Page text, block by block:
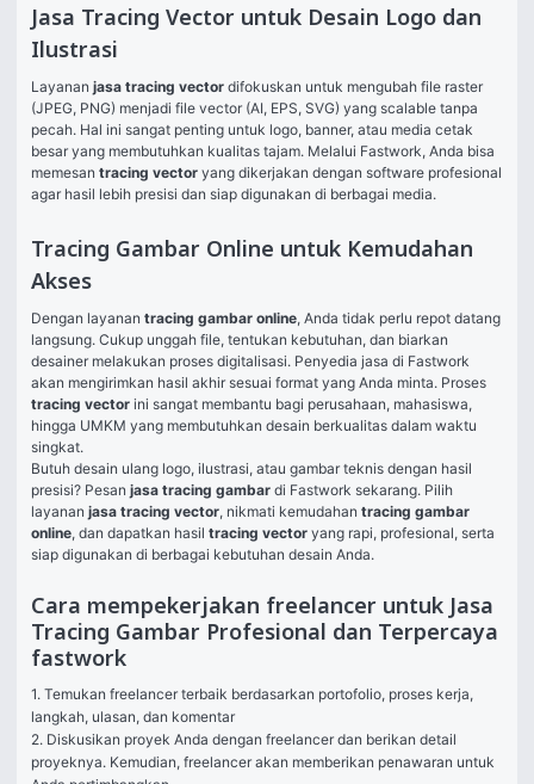
Jasa Tracing Vector untuk Desain Logo dan
Ilustrasi
Layanan jasa tracing vector difokuskan untuk mengubah file raster
(JPEG, PNG) menjadi file vector (AI, EPS, SVG) yang scalable tanpa
pecah. Hal ini sangat penting untuk logo, banner, atau media cetak
besar yang membutuhkan kualitas tajam. Melalui Fastwork, Anda bisa
memesan tracing vector yang dikerjakan dengan software profesional
agar hasil lebih presisi dan siap digunakan di berbagai media.
Tracing Gambar Online untuk Kemudahan
Akses
Dengan layanan tracing gambar online, Anda tidak perlu repot datang
langsung. Cukup unggah file, tentukan kebutuhan, dan biarkan
desainer melakukan proses digitalisasi. Penyedia jasa di Fastwork
tracing vector ini sangat membantu bagi perusahaan, mahasiswa,
hingga UMKM yang membutuhkan desain berkualitas dalam waktu
singkat.
Butuh desain ulang logo, ilustrasi, atau gambar teknis dengan hasil
presisi? Pesan jasa tracing gambar di Fastwork sekarang. Pilih
layanan jasa tracing vector, nikmati kemudahan tracing gambar
online, dan dapatkan hasil tracing vector yang rapi, profesional, serta
siap digunakan di berbagai kebutuhan desain Anda.
Cara mempekerjakan freelancer untuk Jasa
Tracing Gambar Profesional dan Terpercaya
fastwork
1. Temukan freelancer terbaik berdasarkan portofolio, proses kerja,
langkah, ulasan, dan komentar
2. Diskusikan proyek Anda dengan freelancer dan berikan detail
proyeknya. Kemudian, freelancer akan memberikan penawaran untuk